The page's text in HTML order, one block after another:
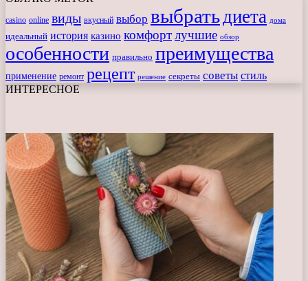
casino online виды вкусный выбор выбрать диета дома
идеальный история казино комфортлучшие обзор
особенности правильно преимущества
применение ремонт рецепт решение секреты советы стиль
ИНТЕРЕСНОЕ